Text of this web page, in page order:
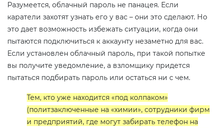
Разумеется, облачный пароль не панацея. Если
каратели захотят узнать его у вас – они это сделают. Но
это дает возможность избежать ситуации, когда они
пытаются подключиться к аккаунту незаметно для вас.
Если установлен облачный пароль, при такой попытке
вы получите уведомление, а взломщику придется
пытаться подбирать пароль или остаться ни с чем.
Тем, кто уже находится «под колпаком»
(политзаключенные на «химии», сотрудники фирм
и предприятий, где могут забирать телефон на